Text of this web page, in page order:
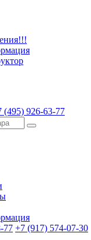
(495) 926-63-77
77 +7 (917) 574-07-30